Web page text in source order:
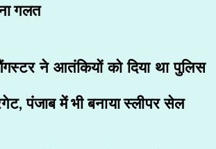
गलत
ने आतंकियों को दिया था पुलिस
पंजाब में भी बनाया स्लीपर सेल